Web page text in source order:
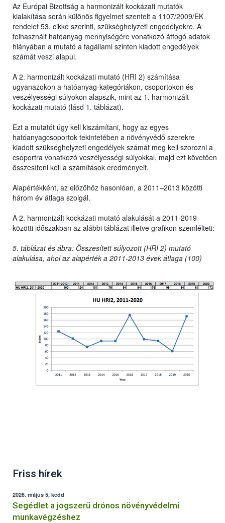
Az Európai Bizottság a harmonizált kockázati mutatók
kialakítása során különös figyelmet szentelt a 1107/2009/EK
rendelet 53. cikke szerinti, szükséghelyzeti engedélyekre. A
felhasznált hatóanyag mennyiségére vonatkozó átfogó adatok
hiányában a mutató a tagállami szinten kiadott engedélyek
számát veszi alapul.
A 2. harmonizált kockázati mutató (HRI 2) számítása
ugyanazokon a hatóanyag-kategóriákon, csoportokon és
veszélyességi súlyokon alapszik, mint az 1. harmonizált
kockázati mutató (lásd 1. táblázat).
Ezt a mutatót úgy kell kiszámítani, hogy az egyes
hatóanyagcsoportok tekintetében a növényvédő szerekre
kiadott szükséghelyzeti engedélyek számát meg kell szorozni a
csoportra vonatkozó veszélyességi súlyokkal, majd ezt követően
összesíteni kell a számítások eredményeit.
Alapértékként, az előzőhöz hasonlóan, a 2011–2013 közötti
három év átlaga szolgál.
A 2. harmonizált kockázati mutató alakulását a 2011-2019
közötti időszakban az alábbi táblázat illetve grafikon szemlélteti:
5. táblázat és ábra: Összesített súlyozott (HRI 2) mutató
alakulása, ahol az alapérték a 2011-2013 évek átlaga (100)
Friss hírek
2026. május 5, kedd
Segédlet a jogszerű drónos növényvédelmi
munkavégzéshez